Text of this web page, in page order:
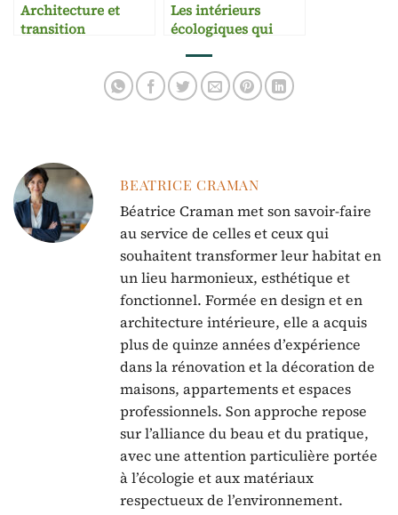
Architecture et
transition
enjeux et solutions
Les intérieurs
écologiques qui
entier
BEATRICE CRAMAN
Béatrice Craman met son savoir-faire
au service de celles et ceux qui
souhaitent transformer leur habitat en
un lieu harmonieux, esthétique et
fonctionnel. Formée en design et en
architecture intérieure, elle a acquis
plus de quinze années d’expérience
dans la rénovation et la décoration de
maisons, appartements et espaces
professionnels. Son approche repose
sur l’alliance du beau et du pratique,
avec une attention particulière portée
à l’écologie et aux matériaux
respectueux de l’environnement.